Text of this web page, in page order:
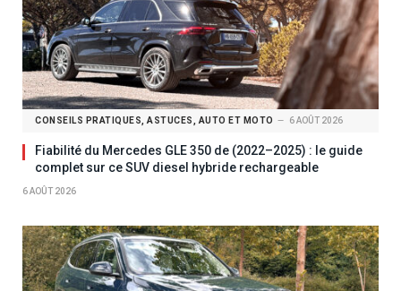
CONSEILS PRATIQUES, ASTUCES, AUTO ET MOTO 6 AOÛT 2026
Fiabilité du Mercedes GLE 350 de (2022–2025) : le guide
complet sur ce SUV diesel hybride rechargeable
6 AOÛT 2026